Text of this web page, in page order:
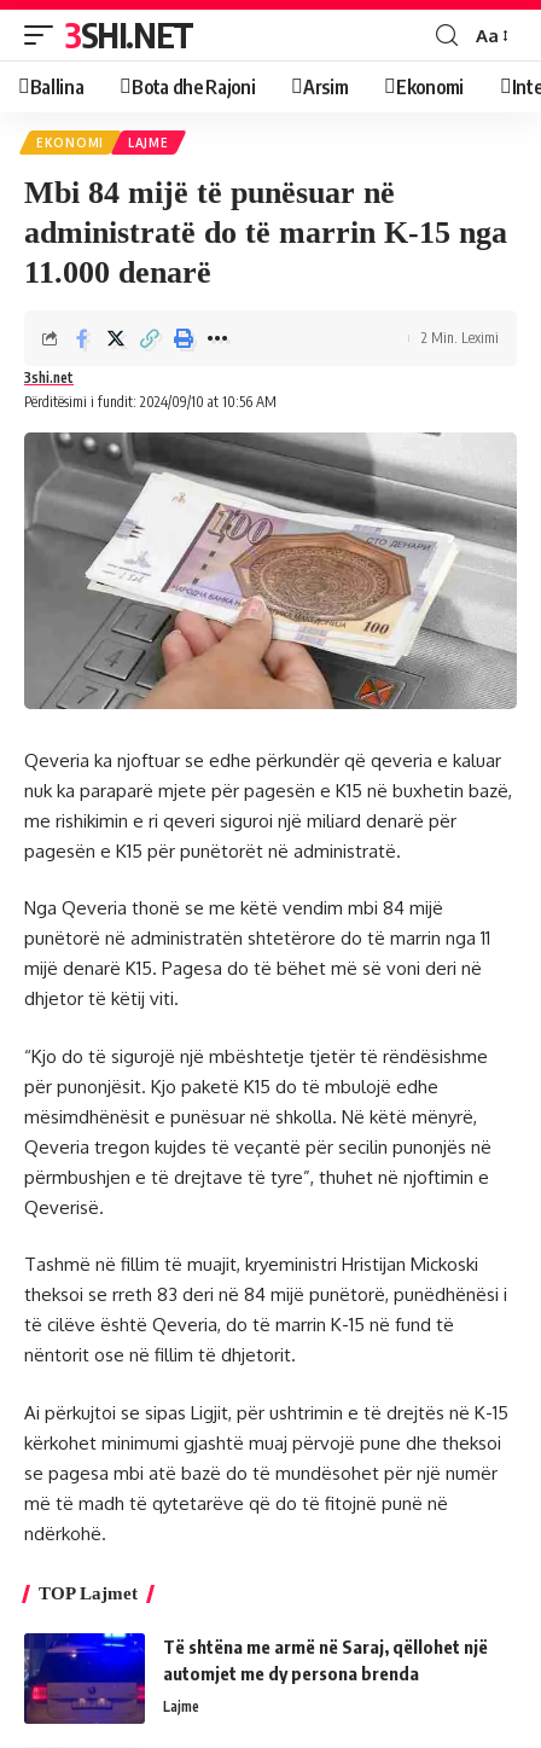
3SHI.NET Aa
Ballina Bota dhe Rajoni Arsim Ekonomi
EKONOMI LAJME
Mbi 84 mijë të punësuar në
administratë do të marrin K-15 nga
11.000 denarë
Përditësimi i fundit: 2024/09/10 at 10:56 AM
3shi.net
2 Min. Leximi
Qeveria ka njoftuar se edhe përkundër që qeveria e kaluar
nuk ka paraparë mjete për pagesën e K15 në buxhetin bazë,
me rishikimin e ri qeveri siguroi një miliard denarë për
pagesën e K15 për punëtorët në administratë.
Nga Qeveria thonë se me këtë vendim mbi 84 mijë
punëtorë në administratën shtetërore do të marrin nga 11
mijë denarë K15. Pagesa do të bëhet më së voni deri në
dhjetor të këtij viti.
“Kjo do të sigurojë një mbështetje tjetër të rëndësishme
për punonjësit. Kjo paketë K15 do të mbulojë edhe
mësimdhënësit e punësuar në shkolla. Në këtë mënyrë,
Qeveria tregon kujdes të veçantë për secilin punonjës në
përmbushjen e të drejtave të tyre”, thuhet në njoftimin e
Qeverisë.
Tashmë në fillim të muajit, kryeministri Hristijan Mickoski
theksoi se rreth 83 deri në 84 mijë punëtorë, punëdhënësi i
të cilëve është Qeveria, do të marrin K-15 në fund të
nëntorit ose në fillim të dhjetorit.
Ai përkujtoi se sipas Ligjit, për ushtrimin e të drejtës në K-15
kërkohet minimumi gjashtë muaj përvojë pune dhe theksoi
se pagesa mbi atë bazë do të mundësohet për një numër
më të madh të qytetarëve që do të fitojnë punë në
ndërkohë.
TOP Lajmet
Të shtëna me armë në Saraj, qëllohet një
automjet me dy persona brenda
Lajme